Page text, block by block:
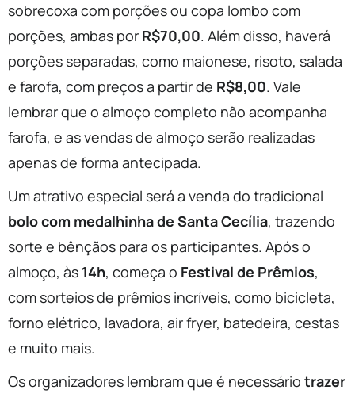
sobrecoxa com porções ou copa lombo com
porções, ambas por R$70,00. Além disso, haverá
porções separadas, como maionese, risoto, salada
e farofa, com preços a partir de R$8,00. Vale
lembrar que o almoço completo não acompanha
farofa, e as vendas de almoço serão realizadas
apenas de forma antecipada.
Um atrativo especial será a venda do tradicional
bolo com medalhinha de Santa Cecília, trazendo
sorte e bênçãos para os participantes. Após o
almoço, às 14h, começa o Festival de Prêmios,
com sorteios de prêmios incríveis, como bicicleta,
forno elétrico, lavadora, air fryer, batedeira, cestas
e muito mais.
Os organizadores lembram que é necessário trazer